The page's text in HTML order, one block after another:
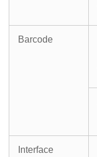
Barcode
Interface